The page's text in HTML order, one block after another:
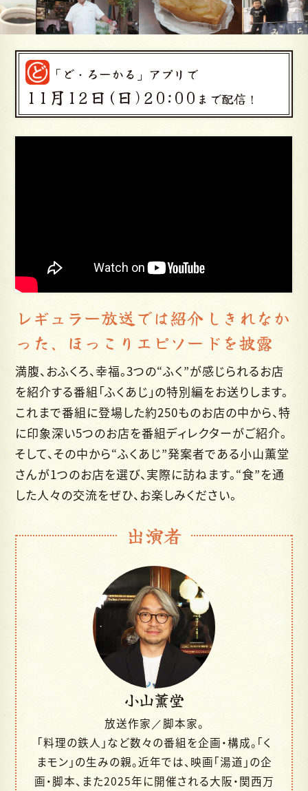
「ど・ろーかる」アプリで
11月12日(日)20:00 まで配信！
レギュラー放送では紹介しきれなか
った、ほっこりエピソードを披露
満腹、おふくろ、幸福。3つの“ふく”が感じられるお店
を紹介する番組 「ふくあじ」の特別編をお送りします。
これまで番組に登場した約250ものお店の中から、特
に印象深い5つのお店を番組ディレクターがご紹介。
そして、その中から“ふくあじ”発案者である小山薫堂
さんが1つのお店を選び、実際に訪ねます。“食”を通
した人々の交流をぜひ、お楽しみください。
出演者
小山薫堂
放送作家／脚本家。
「料理の鉄人」など数々の番組を企画・構成。「く
まモン」の生みの親。近年では、映画「湯道」の企
画・脚本、また2025年に開催される大阪・関西万